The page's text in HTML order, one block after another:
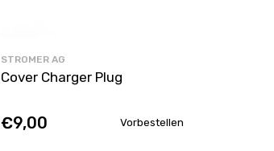
STROMER AG
Cover Charger Plug
€9,00 Vorbestellen